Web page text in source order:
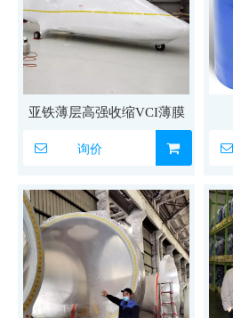
亚铁薄层高强收缩VCI薄膜
询价